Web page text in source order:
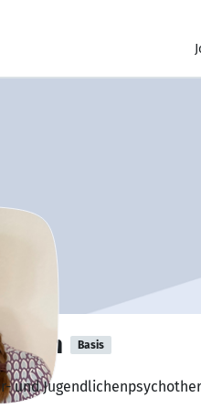
Basis
und